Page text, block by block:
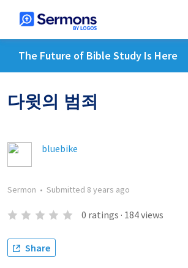
The Future of Bible Study Is Here
다윗의 범죄
bluebike
Sermon • Submitted 8 years ago
0 ratings · 184views
Share